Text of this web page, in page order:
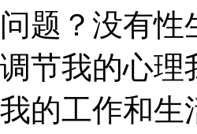
问题？没有性
调节我的心理
我的工作和生